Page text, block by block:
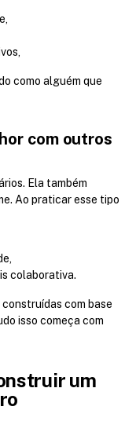
como alguém que
com outros
Ela também
Ao praticar esse tipo
colaborativa.
com base
isso começa com
um